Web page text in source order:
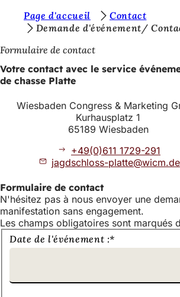
Accéder au contenu
u
s
c
i
:
Page d'accueil
Contact
Demande d'événement/
Formulaire de contact
Votre contact avec le service
de chasse Platte
Wiesbaden Congress & Marketing
Kurhausplatz 1
65189 Wiesbaden
+49(0)611 1729-291
jagdschloss-platte
wicm de
Formulaire de contact
N'hésitez pas à nous envoyer une
manifestation sans engagement.
Les champs obligatoires sont marqués
Envoyez-
nous
!
Date de l'événement :*